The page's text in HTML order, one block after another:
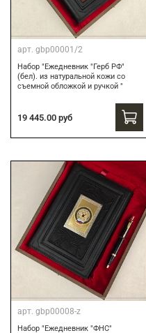
арт. gbp00001/2
Набор "Ежедневник "Герб РФ"
(бел). из натуральной кожи со
съемной обложкой и ручкой "
19 445.00 руб
арт. gbp00008-z
Набор "Ежедневник "ФНС"